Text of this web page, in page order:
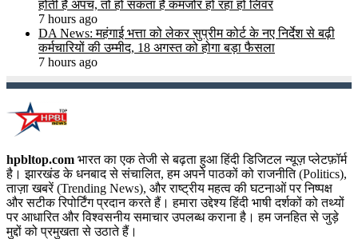
होती है अपच, तो हो सकता है कमजोर हो रहा हो लिवर
7 hours ago
DA News: महंगाई भत्ता को लेकर सुप्रीम कोर्ट के नए निर्देश से बढ़ी
कर्मचारियों की उम्मीद, 18 अगस्त को होगा बड़ा फैसला
7 hours ago
hpbltop.com भारत का एक तेजी से बढ़ता हुआ हिंदी डिजिटल न्यूज़ प्लेटफ़ॉर्म
है। झारखंड के धनबाद से संचालित, हम अपने पाठकों को राजनीति (Politics),
ताज़ा खबरें (Trending News), और राष्ट्रीय महत्व की घटनाओं पर निष्पक्ष
और सटीक रिपोर्टिंग प्रदान करते हैं। हमारा उद्देश्य हिंदी भाषी दर्शकों को तथ्यों
पर आधारित और विश्वसनीय समाचार उपलब्ध कराना है। हम जनहित से जुड़े
मुद्दों को प्रमुखता से उठाते हैं।